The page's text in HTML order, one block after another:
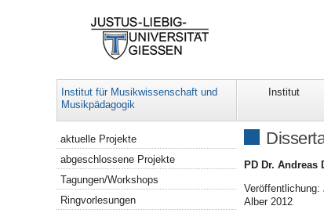
Institut für Musikwissenschaft und
Musikpädagogik
Institut
PD Dr. Andreas
Veröffentlichung:
Alber 2012
Navigation
aktuelle Projekte
abgeschlossene Projekte
Tagungen/Workshops
Ringvorlesungen